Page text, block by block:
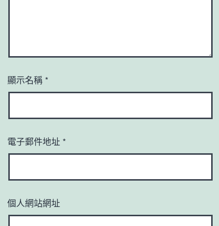
顯示名稱 *
電子郵件地址 *
個人網站網址